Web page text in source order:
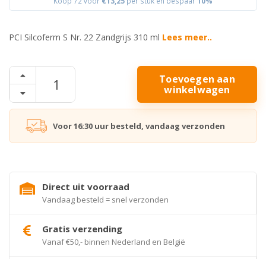
PCI Silcoferm S Nr. 22 Zandgrijs 310 ml Lees meer..
Toevoegen aan
winkelwagen
Voor 16:30 uur besteld, vandaag verzonden
Direct uit voorraad
Vandaag besteld = snel verzonden
Gratis verzending
Vanaf €50,- binnen Nederland en België